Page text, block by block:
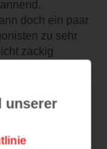
doch ein paar
zu sehr
zackig
verlieren. Am
und wurde
gut gefallen.
wegsuchten.
unserer